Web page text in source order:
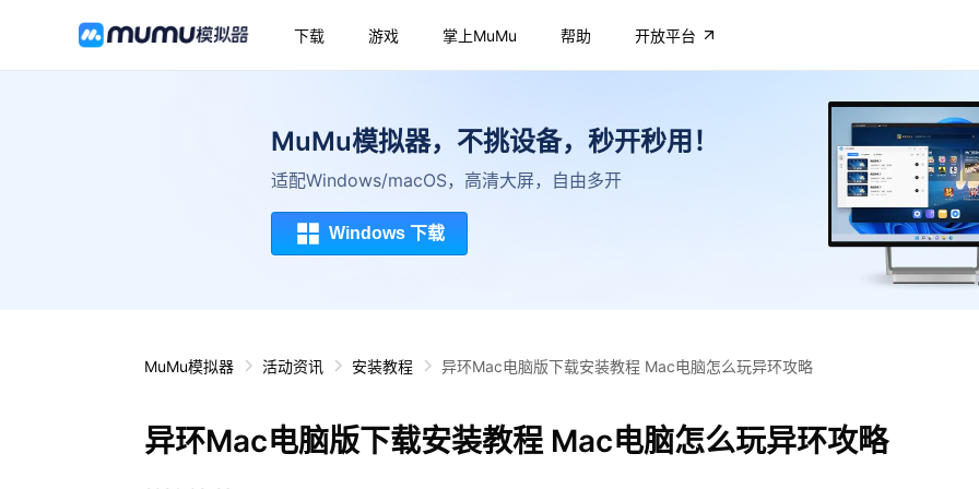
下载 游戏 掌上MuMu 帮助 开放平台
MuMu模拟器，不挑设备，秒开秒用！
适配Windows/macOS，高清大屏，自由多开
Windows 下载
MuMu模拟器 活动资讯 安装教程 异环Mac电脑版下载安装教程 Mac电脑怎么玩异环攻略
异环Mac电脑版下载安装教程 Mac电脑怎么玩异环攻略